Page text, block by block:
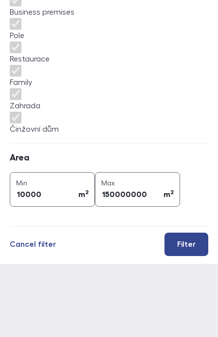
Business premises
Pole
Restaurace
Family
Zahrada
Činžovní dům
Area
Min
m2
Maxarea (
m2
Filter
Cancel filter